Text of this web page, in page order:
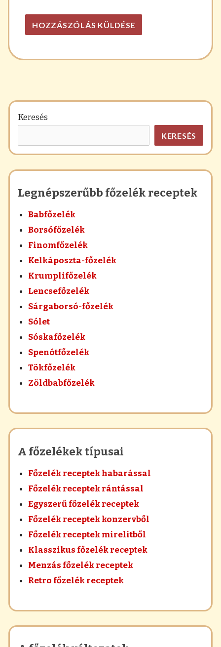
Keresés
KERESÉS
Legnépszerűbb főzelék receptek
Babfőzelék
Borsófőzelék
Finomfőzelék
Kelkáposzta-főzelék
Krumplifőzelék
Lencsefőzelék
Sárgaborsó-főzelék
Sólet
Sóskafőzelék
Spenótfőzelék
Tökfőzelék
Zöldbabfőzelék
A főzelékek típusai
Főzelék receptek habarással
Főzelék receptek rántással
Egyszerű főzelék receptek
Főzelék receptek konzervből
Főzelék receptek mirelitből
Klasszikus főzelék receptek
Menzás főzelék receptek
Retro főzelék receptek